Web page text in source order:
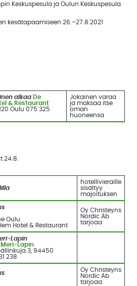
Keskuspesula ja Oulun Keskuspesula
kesätapaamiseen 26.–27.8.2021
alkaa De
& Restaurant
Oulu 075 325
Jokainen varaa
ja maksaa itse
oman
huoneensa
24.8.
hotellivieraille
sisältyy
majoituksen
Oulu
Hotel & Restaurant
Oy Christeyns
Nordic Ab
tarjoaa
Lapin
Meri-Lapin
3, 94450
238
Oy Christeyns
Nordic Ab
tarjoaa